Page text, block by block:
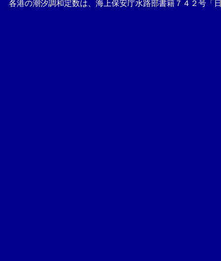
各港の潮汐調和定数は、海上保安庁水路部書籍７４２号「